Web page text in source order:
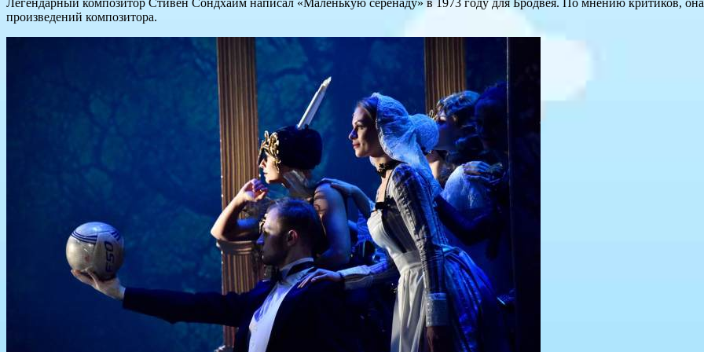
Легендарный композитор Стивен Сондхайм написал «Маленькую серенаду» в 1973 году для Бродвея. По мнению критиков,
произведений композитора.